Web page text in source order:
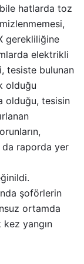
hatlarda toz
gerekliliğine
elektrikli
tesiste bulunan
olduğu
olduğu, tesisin
da raporda yer
şoförlerin
ortamda
yangın